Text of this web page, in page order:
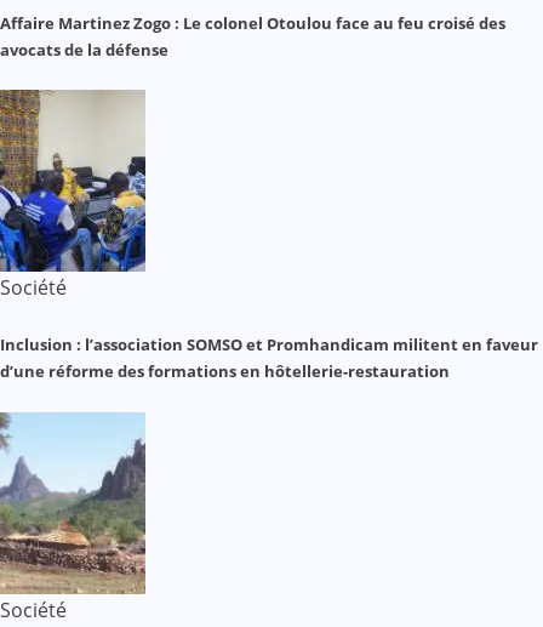
Affaire Martinez Zogo : Le colonel Otoulou face au feu croisé des
avocats de la défense
Société
Inclusion : l’association SOMSO et Promhandicam militent en faveur
d’une réforme des formations en hôtellerie-restauration
Société